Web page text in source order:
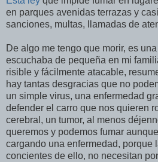
en parques avenidas terrazas y
sanciones, multas, llamadas de
De algo me tengo que morir, es
escuchaba de pequeña en mi
risible y fácilmente atacable,
hay tantas desgracias que no
un simple virus, una enfermedad
defender el carro que nos quieren
cerebral, un tumor, al menos
queremos y podemos fumar
cargando una enfermedad, porque
concientes de ello, no necesitan